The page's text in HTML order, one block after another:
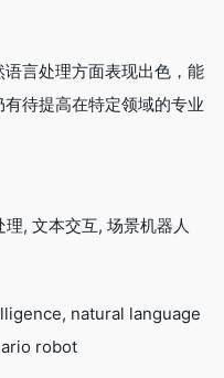
言处理方面表现出色，能
待提高在特定领域的专业
, 文本交互, 场景机器人
natural language
robot